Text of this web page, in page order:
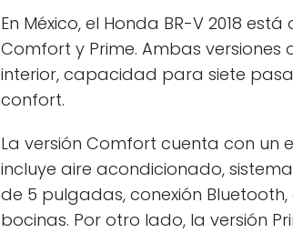
En México, el Honda BR-V 2018
Comfort y Prime. Ambas
interior, capacidad para siete
confort.
La versión Comfort cuenta con un
incluye aire acondicionado,
de 5 pulgadas, conexión
bocinas. Por otro lado, la versión